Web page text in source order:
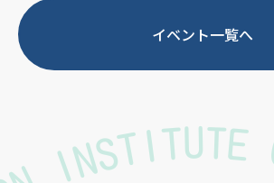
イベント一覧へ